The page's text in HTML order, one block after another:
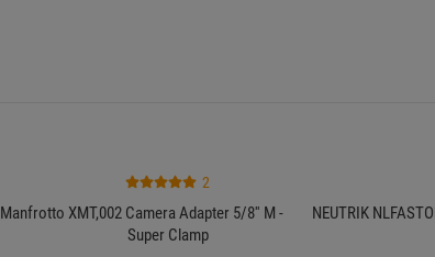
2
Manfrotto XMT,002 Camera Adapter 5/8'' M - M10 für
Super Clamp
NEUTRIK